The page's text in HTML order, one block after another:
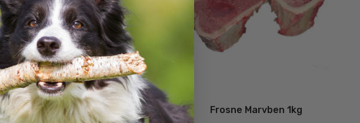
Snack’It Marvben m. Kallunfyld
Svøbt i Okselunger
Frosne Marvben 1kg